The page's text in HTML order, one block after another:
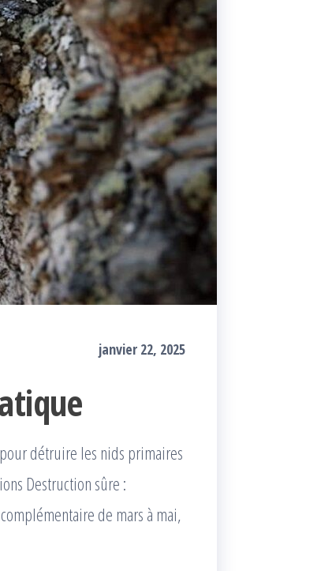
janvier 22, 2025
détruire les nids primaires
Destruction sûre :
de mars à mai,